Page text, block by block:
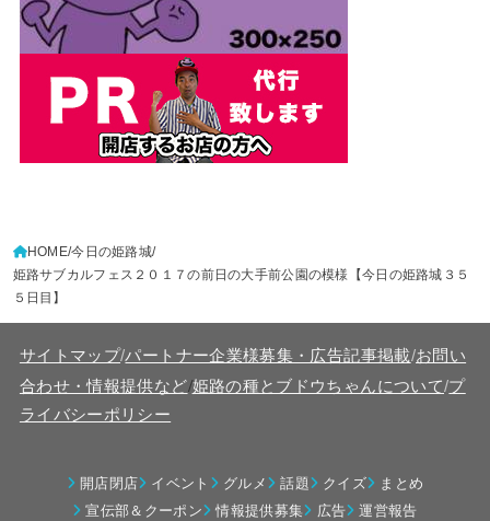
HOME 今日の姫路城
姫路サブカルフェス２０１７の前日の大手前公園の模様【今日の姫路城３５
５日目】
サイトマップ/パートナー企業様募集・広告記事掲載/お問い
合わせ・情報提供など/姫路の種とブドウちゃんについて/プ
ライバシーポリシー
開店閉店 イベント グルメ 話題 クイズ
まとめ
宣伝部＆クーポン
情報提供募集 広告 運営報告